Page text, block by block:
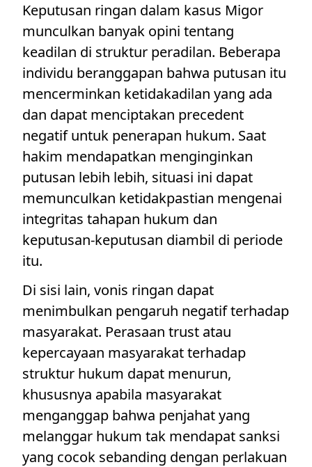
Keputusan ringan dalam kasus Migor
munculkan banyak opini tentang
keadilan di struktur peradilan. Beberapa
individu beranggapan bahwa putusan itu
mencerminkan ketidakadilan yang ada
dan dapat menciptakan precedent
negatif untuk penerapan hukum. Saat
hakim mendapatkan menginginkan
putusan lebih lebih, situasi ini dapat
memunculkan ketidakpastian mengenai
integritas tahapan hukum dan
keputusan-keputusan diambil di periode
itu.
Di sisi lain, vonis ringan dapat
menimbulkan pengaruh negatif terhadap
masyarakat. Perasaan trust atau
kepercayaan masyarakat terhadap
struktur hukum dapat menurun,
khususnya apabila masyarakat
menganggap bahwa penjahat yang
melanggar hukum tak mendapat sanksi
yang cocok sebanding dengan perlakuan